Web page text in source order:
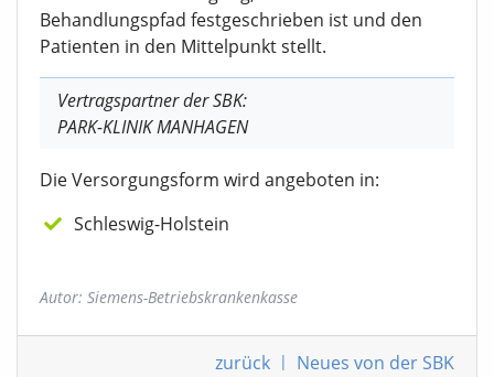
Behandlungspfad festgeschrieben ist und den
Patienten in den Mittelpunkt stellt.
Vertragspartner der SBK:
PARK-KLINIK MANHAGEN
Die Versorgungsform wird angeboten in:
Schleswig-Holstein
Autor: Siemens-Betriebskrankenkasse
zurück | Neues von der SBK